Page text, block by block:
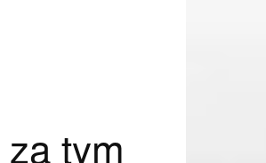
tym